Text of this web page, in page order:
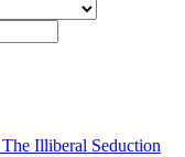
Illiberal Seduction